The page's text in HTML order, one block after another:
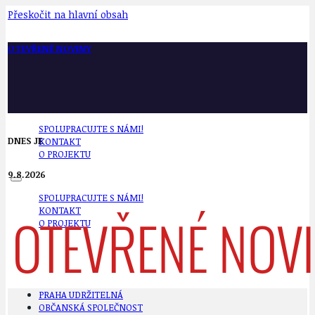
Přeskočit na hlavní obsah
OTEVŘENÉ NOVINY
SPOLUPRACUJTE S NÁMI!
KONTAKT
O PROJEKTU
SPOLUPRACUJTE S NÁMI!
KONTAKT
O PROJEKTU
DNES JE
9.8.2026
PRAHA UDRŽITELNÁ
OBČANSKÁ SPOLEČNOST